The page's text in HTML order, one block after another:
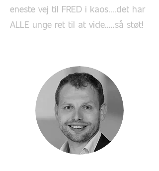
eneste vej til FRED i kaos....det har
ALLE unge ret til at vide.....så støt!